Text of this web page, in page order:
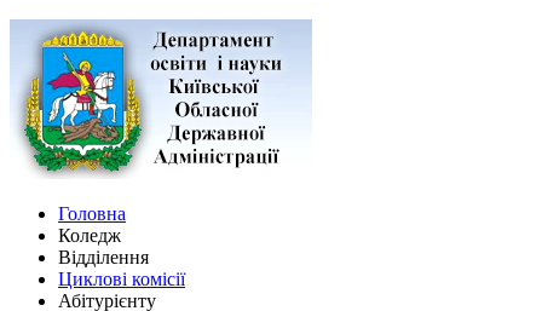
Головна
Коледж
Відділення
Циклові комісії
Абітурієнту